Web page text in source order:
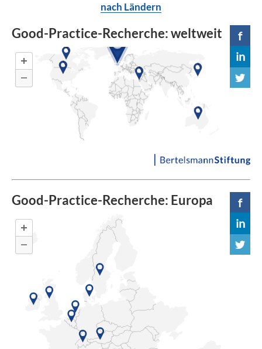
nach Ländern